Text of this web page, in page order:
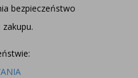
bezpieczeństwo